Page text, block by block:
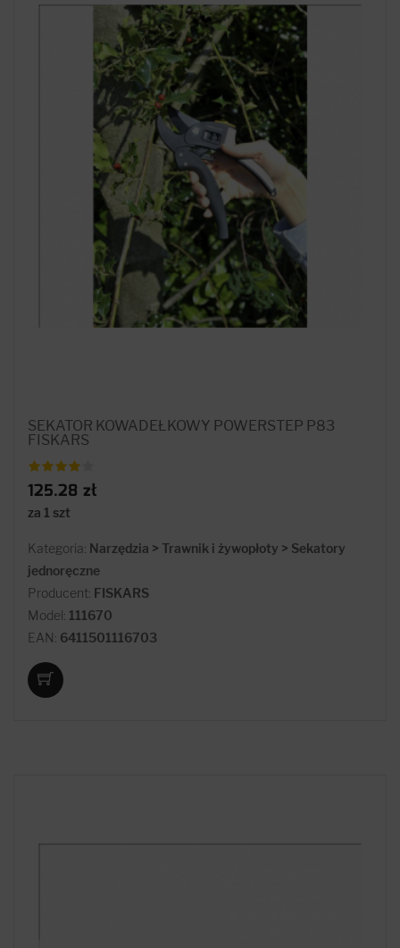
SEKATOR KOWADEŁKOWY POWERSTEP P83
FISKARS
125.28 zł
za 1 szt
Kategoria: Narzędzia > Trawnik i żywopłoty > Sekatory
jednoręczne
Producent: FISKARS
Model: 111670
EAN: 6411501116703